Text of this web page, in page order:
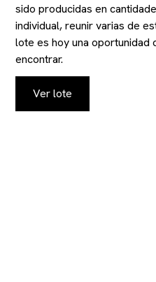
sido producidas en
individual, reunir varias de
lote es hoy una oportunidad
encontrar.
Ver lote